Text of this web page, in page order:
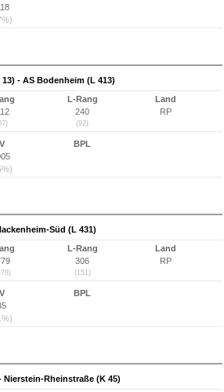
- AS Bodenheim (L 413)
L-Rang
240
(92)
Land
RP
BPL
Süd (L 431)
L-Rang
306
(151)
Land
RP
BPL
Nierstein-Rheinstraße (K 45)